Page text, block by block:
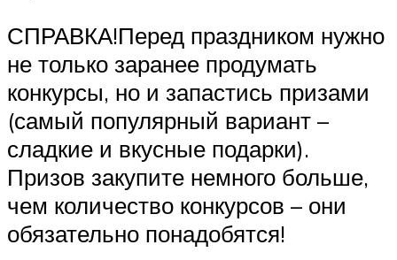
СПРАВКА!Перед праздником нужно
не только заранее продумать
конкурсы, но и запастись призами
(самый популярный вариант –
сладкие и вкусные подарки).
Призов закупите немного больше,
чем количество конкурсов – они
обязательно понадобятся!